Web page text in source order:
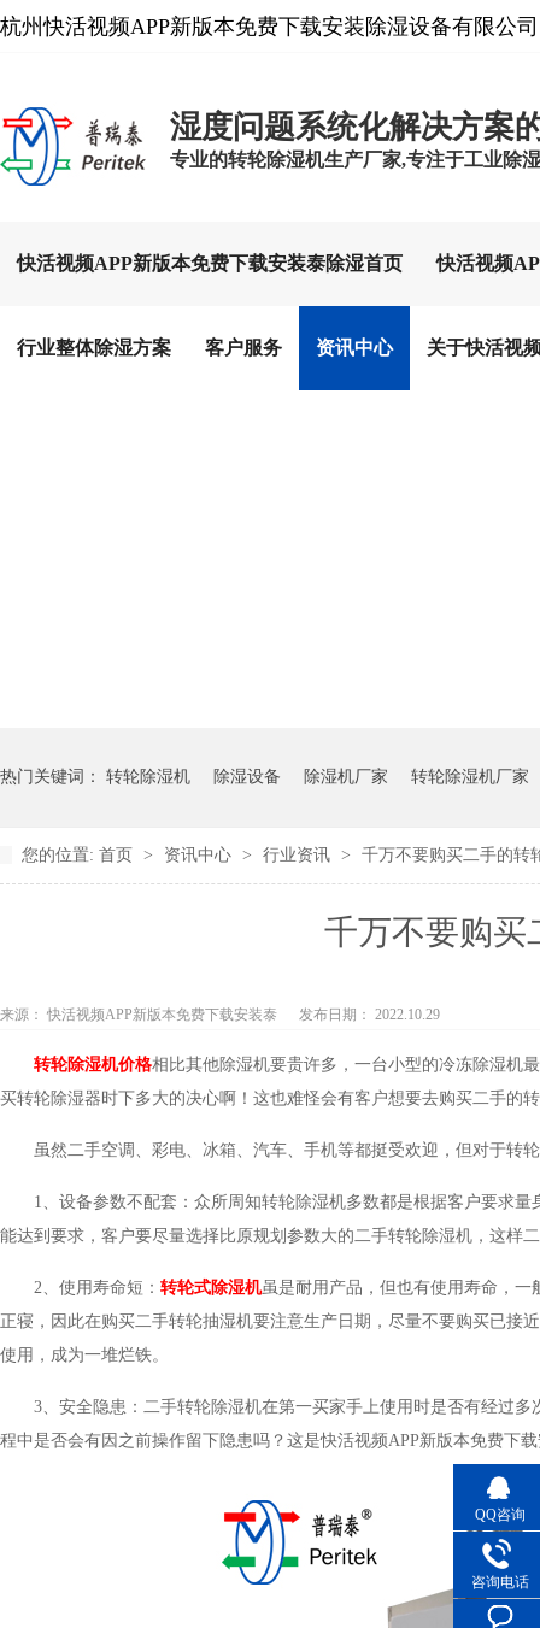
杭州快活视频APP新版本免费下载安装除湿设备有限公司
湿度问题系统化解决方案
专业的转轮除湿机生产厂家,专注于工业除湿
快活视频APP新版本免费下载安装泰除湿首页 快活视频
行业整体除湿方案 客户服务 资讯中心 关于快活视
热门关键词： 转轮除湿机 除湿设备 除湿机厂家 转轮除湿机厂家
您的位置: 首页 > 资讯中心 > 行业资讯 > 千万不要购买二手的转
千万不要购买
来源： 快活视频APP新版本免费下载安装泰 发布日期： 2022.10.29
转轮除湿机价格相比其他除湿机要贵许多，一台小型的冷冻除湿机
买转轮除湿器时下多大的决心啊！这也难怪会有客户想要去购买二手的转
虽然二手空调、彩电、冰箱、汽车、手机等都挺受欢迎，但
1、设备参数不配套：众所周知转轮除湿机多数都是根据客户要
能达到要求，客户要尽量选择比原规划参数大的二手转轮除湿机，这样二
2、使用寿命短： 转轮式除湿机虽是耐用产品，但也有使用寿命，
正寝，因此在购买二手转轮抽湿机要注意生产日期，尽量不要购买已接近
使用，成为一堆烂铁。
3、安全隐患：二手转轮除湿机在第一买家手上使用时是否有经过
程中是否会有因之前操作留下隐患吗？这是快活视频APP新版本免费下载
QQ咨询
咨询电话